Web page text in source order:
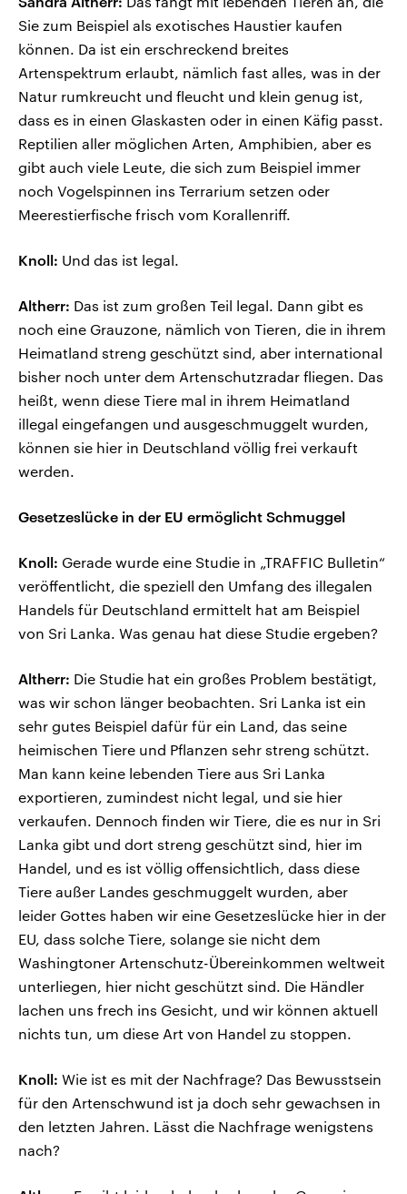
Sie zum Beispiel als exotisches Haustier kaufen
können. Da ist ein erschreckend breites
Artenspektrum erlaubt, nämlich fast alles, was in der
Natur rumkreucht und fleucht und klein genug ist,
dass es in einen Glaskasten oder in einen Käfig passt.
Reptilien aller möglichen Arten, Amphibien, aber es
gibt auch viele Leute, die sich zum Beispiel immer
noch Vogelspinnen ins Terrarium setzen oder
Meerestierfische frisch vom Korallenriff.
Knoll: Und das ist legal.
Altherr: Das ist zum großen Teil legal. Dann gibt es
noch eine Grauzone, nämlich von Tieren, die in ihrem
Heimatland streng geschützt sind, aber international
bisher noch unter dem Artenschutzradar fliegen. Das
heißt, wenn diese Tiere mal in ihrem Heimatland
illegal eingefangen und ausgeschmuggelt wurden,
können sie hier in Deutschland völlig frei verkauft
werden.
Gesetzeslücke in der EU ermöglicht Schmuggel
Knoll: Gerade wurde eine Studie in „TRAFFIC Bulletin“
veröffentlicht, die speziell den Umfang des illegalen
Handels für Deutschland ermittelt hat am Beispiel
von Sri Lanka. Was genau hat diese Studie ergeben?
Altherr: Die Studie hat ein großes Problem bestätigt,
was wir schon länger beobachten. Sri Lanka ist ein
sehr gutes Beispiel dafür für ein Land, das seine
heimischen Tiere und Pflanzen sehr streng schützt.
Man kann keine lebenden Tiere aus Sri Lanka
exportieren, zumindest nicht legal, und sie hier
verkaufen. Dennoch finden wir Tiere, die es nur in Sri
Lanka gibt und dort streng geschützt sind, hier im
Handel, und es ist völlig offensichtlich, dass diese
Tiere außer Landes geschmuggelt wurden, aber
leider Gottes haben wir eine Gesetzeslücke hier in der
EU, dass solche Tiere, solange sie nicht dem
Washingtoner Artenschutz-Übereinkommen weltweit
unterliegen, hier nicht geschützt sind. Die Händler
lachen uns frech ins Gesicht, und wir können aktuell
nichts tun, um diese Art von Handel zu stoppen.
Knoll: Wie ist es mit der Nachfrage? Das Bewusstsein
für den Artenschwund ist ja doch sehr gewachsen in
den letzten Jahren. Lässt die Nachfrage wenigstens
nach?